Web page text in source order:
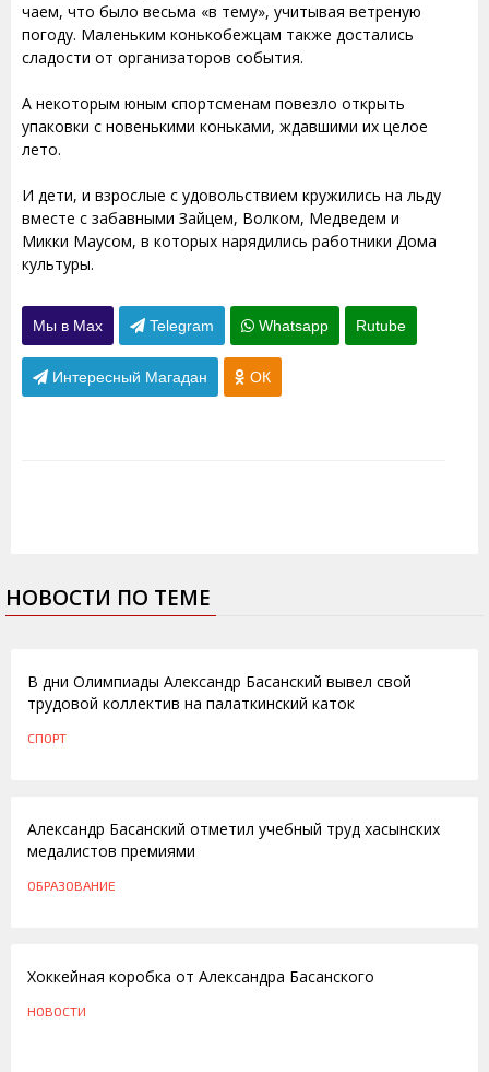
чаем, что было весьма «в тему», учитывая ветреную
погоду. Маленьким конькобежцам также достались
сладости от организаторов события.
А некоторым юным спортсменам повезло открыть
упаковки с новенькими коньками, ждавшими их целое
лето.
И дети, и взрослые с удовольствием кружились на льду
вместе с забавными Зайцем, Волком, Медведем и
Микки Маусом, в которых нарядились работники Дома
культуры.
Мы в Max Telegram Whatsapp Rutube
Интересный Магадан ОК
НОВОСТИ ПО ТЕМЕ
В дни Олимпиады Александр Басанский вывел свой
трудовой коллектив на палаткинский каток
СПОРТ
Александр Басанский отметил учебный труд хасынских
медалистов премиями
ОБРАЗОВАНИЕ
Хоккейная коробка от Александра Басанского
НОВОСТИ